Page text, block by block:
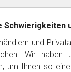
Schwierigkeiten
und
Wir
um Ihnen so